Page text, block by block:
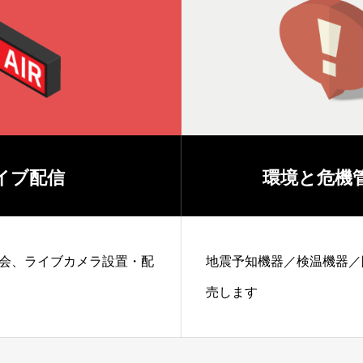
危機管理取扱
機器／除菌噴霧器などを販
クリエイ
幅広いジャンルに高品
軟にご対応します